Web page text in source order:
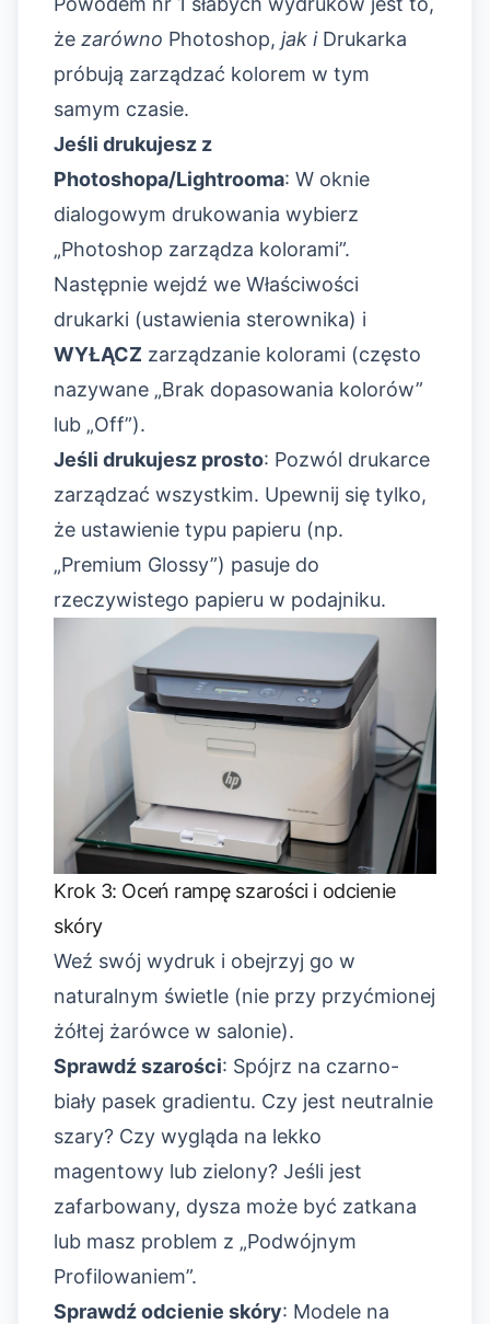
że zarówno Photoshop, jak iDrukarka
próbują zarządzać kolorem w tym
samym czasie.
Jeśli drukujesz z
Photoshopa/Lightrooma: W oknie
dialogowym drukowania wybierz
„Photoshop zarządza kolorami”.
Następnie wejdź we Właściwości
drukarki (ustawienia sterownika) i
WYŁĄCZ zarządzanie kolorami (często
nazywane „Brak dopasowania kolorów”
lub „Off”).
Jeśli drukujesz prosto: Pozwól drukarce
zarządzać wszystkim. Upewnij się tylko,
że ustawienie typu papieru (np.
„Premium Glossy”) pasuje do
rzeczywistego papieru w podajniku.
Krok 3: Oceń rampę szarości i odcienie
skóry
Weź swój wydruk i obejrzyj go w
naturalnym świetle (nie przy przyćmionej
żółtej żarówce w salonie).
Sprawdź szarości: Spójrz na czarno-
biały pasek gradientu. Czy jest neutralnie
szary? Czy wygląda na lekko
magentowy lub zielony? Jeśli jest
zafarbowany, dysza może być zatkana
lub masz problem z „Podwójnym
Profilowaniem”.
Sprawdź odcienie skóry: Modele na